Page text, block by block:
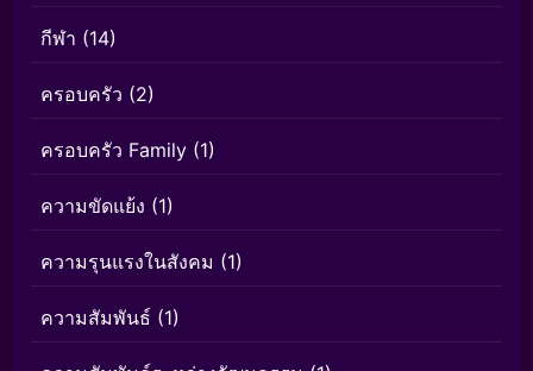
กีฬา (14)
ครอบครัว (2)
ครอบครัว Family (1)
ความขัดแย้ง (1)
ความรุนแรงในสังคม (1)
ความสัมพันธ์ (1)